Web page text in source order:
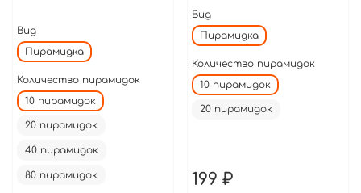
Вид
Пирамидка
Количество пирамидок
10 пирамидок
20 пирамидок
40 пирамидок
80 пирамидок
Вид
Пирамидка
Количество пирамидок
10 пирамидок
20 пирамидок
199 ₽